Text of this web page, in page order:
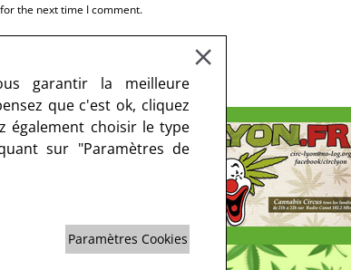
the next time I comment.
garantir la meilleure
que c'est ok, cliquez
également choisir le type
sur "Paramètres de
Paramètres Cookies